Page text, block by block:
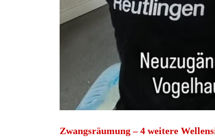
Zwangsräumung – 4 weitere